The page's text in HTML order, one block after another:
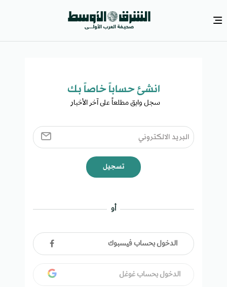
انشئ حساباً خاصاً بك​
سجل وابق مطلعاً على آخر الأخبار ​
تسجيل
أو
الدخول بحساب فيسبوك
الدخول بحساب غوغل